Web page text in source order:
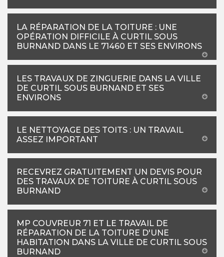
LA RÉPARATION DE LA TOITURE : UNE
OPÉRATION DIFFICILE À CURTIL SOUS
BURNAND DANS LE 71460 ET SES ENVIRONS
LES TRAVAUX DE ZINGUERIE DANS LA VILLE
DE CURTIL SOUS BURNAND ET SES
ENVIRONS
LE NETTOYAGE DES TOITS : UN TRAVAIL
ASSEZ IMPORTANT
RECEVREZ GRATUITEMENT UN DEVIS POUR
DES TRAVAUX DE TOITURE À CURTIL SOUS
BURNAND
MP COUVREUR 71 ET LE TRAVAIL DE
RÉPARATION DE LA TOITURE D'UNE
HABITATION DANS LA VILLE DE CURTIL SOUS
BURNAND